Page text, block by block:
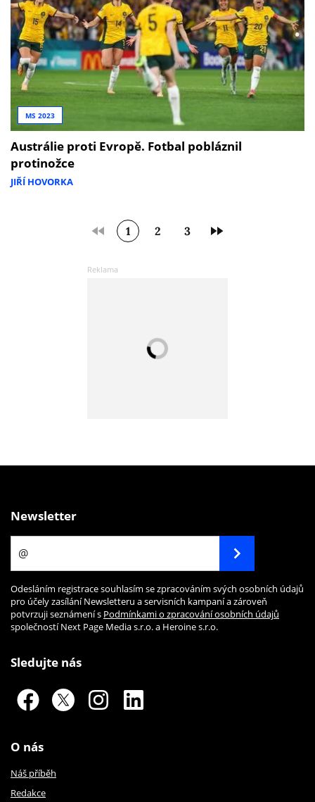
MS 2023
Austrálie proti Evropě. Fotbal pobláznil
protinožce
JIŘÍ HOVORKA
1 2 3
Newsletter
Odesláním registrace souhlasím se zpracováním svých osobních údajů
pro účely zasílání Newsletteru a servisních kampaní a zároveň
potvrzuji seznámení s Podmínkami o zpracování osobních údajů
společností Next Page Media s.r.o. a Heroine s.r.o.
Sledujte nás
O nás
Náš příběh
Redakce